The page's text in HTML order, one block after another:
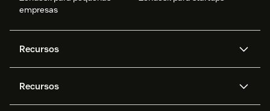
empresas
Recursos
Zendesk AI
Mensagens e chat em tempo
real
Recursos